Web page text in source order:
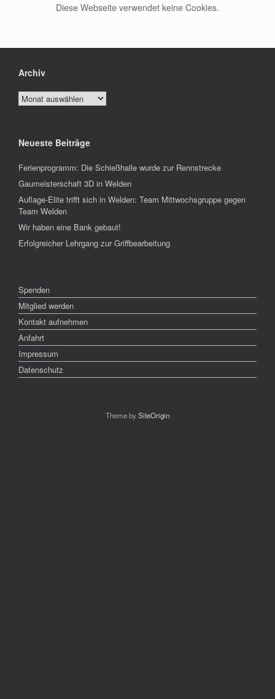
Diese Webseite verwendet keine Cookies.
Archiv
Archiv
Neueste Beiträge
Ferienprogramm: Die Schießhalle wurde zur Rennstrecke
Gaumeisterschaft 3D in Welden
Auflage-Elite trifft sich in Welden: Team Mittwochsgruppe gegen
Team Welden
Wir haben eine Bank gebaut!
Erfolgreicher Lehrgang zur Griffbearbeitung
Spenden
Mitglied werden
Kontakt aufnehmen
Anfahrt
Impressum
Datenschutz
Theme bySiteOrigin